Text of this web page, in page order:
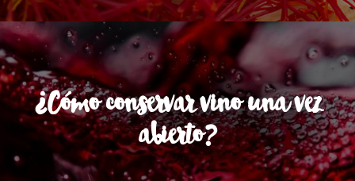
¿Cómo conservar vino una vez
abierto?